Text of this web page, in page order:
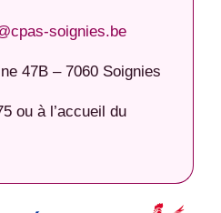
soignies.be
47B – 7060 Soignies
ou à l’accueil du